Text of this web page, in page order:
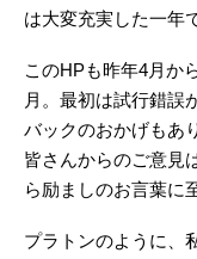
は大変充実した一年
このHPも昨年4月か
月。最初は試行錯誤
バックのおかげもあ
皆さんからのご意見
ら励ましのお言葉に
プラトンのように、